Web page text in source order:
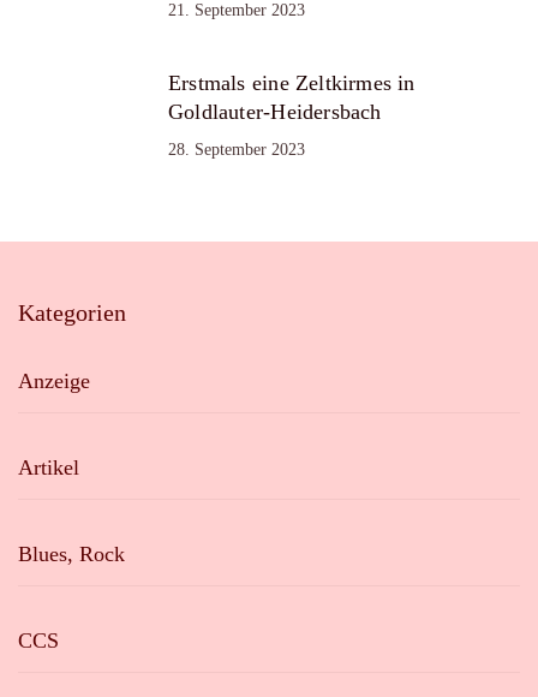
21. September 2023
Erstmals eine Zeltkirmes in
Goldlauter-Heidersbach
28. September 2023
Kategorien
Anzeige
Artikel
Blues, Rock
CCS